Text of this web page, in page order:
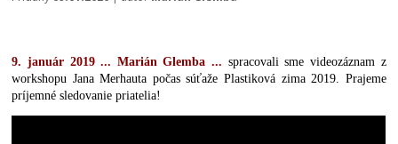
9. január 2019 ... Marián Glemba ... spracovali sme videozáznam z
workshopu Jana Merhauta počas súťaže Plastiková zima 2019. Prajeme
príjemné sledovanie priatelia!